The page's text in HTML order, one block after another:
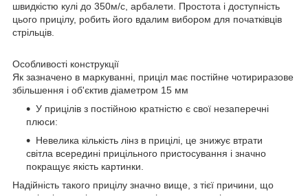
швидкістю кулі до 350м/с, арбалети. Простота і доступність
цього прицілу, робить його вдалим вибором для початківців
стрільців.
Особливості конструкції
Як зазначено в маркуванні, приціл має постійне чотириразове
збільшення і об'єктив діаметром 15 мм
У прицілів з постійною кратністю є свої незаперечні
плюси:
Невелика кількість лінз в прицілі, це знижує втрати
світла всередині прицільного пристосування і значно
покращує якість картинки.
Надійність такого прицілу значно вище, з тієї причини, що